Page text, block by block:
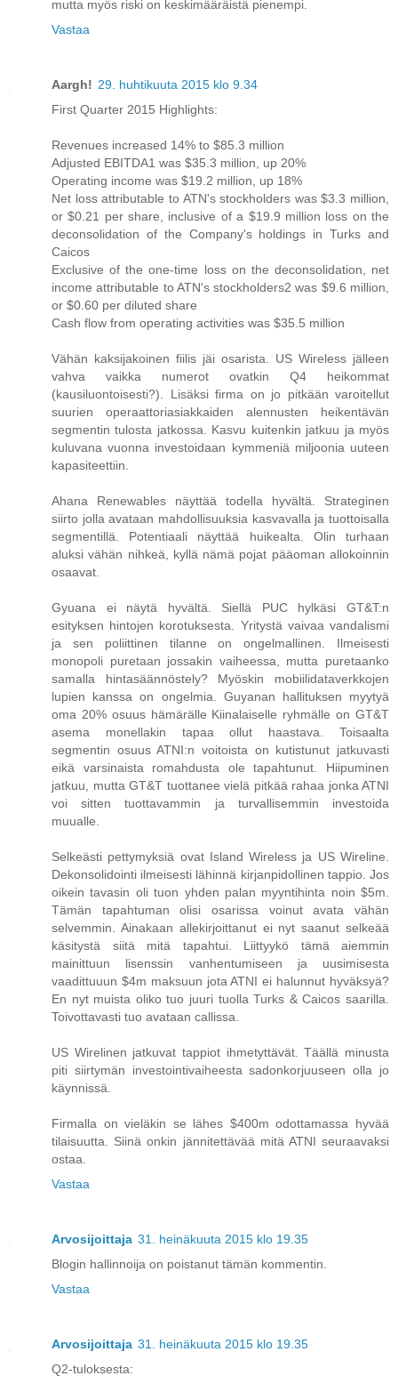
mutta myös riski on keskimääräistä pienempi.
Vastaa
Aargh! 29. huhtikuuta 2015 klo 9.34
First Quarter 2015 Highlights:
Revenues increased 14% to $85.3 million
Adjusted EBITDA1 was $35.3 million, up 20%
Operating income was $19.2 million, up 18%
Net loss attributable to ATN's stockholders was $3.3 million,
or $0.21 per share, inclusive of a $19.9 million loss on the
deconsolidation of the Company's holdings in Turks and
Caicos
Exclusive of the one-time loss on the deconsolidation, net
income attributable to ATN's stockholders2 was $9.6 million,
or $0.60 per diluted share
Cash flow from operating activities was $35.5 million
Vähän kaksijakoinen fiilis jäi osarista. US Wireless jälleen
vahva vaikka numerot ovatkin Q4 heikommat
(kausiluontoisesti?). Lisäksi firma on jo pitkään varoitellut
suurien operaattoriasiakkaiden alennusten heikentävän
segmentin tulosta jatkossa. Kasvu kuitenkin jatkuu ja myös
kuluvana vuonna investoidaan kymmeniä miljoonia uuteen
kapasiteettiin.
Ahana Renewables näyttää todella hyvältä. Strateginen
siirto jolla avataan mahdollisuuksia kasvavalla ja tuottoisalla
segmentillä. Potentiaali näyttää huikealta. Olin turhaan
aluksi vähän nihkeä, kyllä nämä pojat pääoman allokoinnin
osaavat.
Gyuana ei näytä hyvältä. Siellä PUC hylkäsi GT&T:n
esityksen hintojen korotuksesta. Yritystä vaivaa vandalismi
ja sen poliittinen tilanne on ongelmallinen. Ilmeisesti
monopoli puretaan jossakin vaiheessa, mutta puretaanko
samalla hintasäännöstely? Myöskin mobiilidataverkkojen
lupien kanssa on ongelmia. Guyanan hallituksen myytyä
oma 20% osuus hämärälle Kiinalaiselle ryhmälle on GT&T
asema monellakin tapaa ollut haastava. Toisaalta
segmentin osuus ATNI:n voitoista on kutistunut jatkuvasti
eikä varsinaista romahdusta ole tapahtunut. Hiipuminen
jatkuu, mutta GT&T tuottanee vielä pitkää rahaa jonka ATNI
voi sitten tuottavammin ja turvallisemmin investoida
muualle.
Selkeästi pettymyksiä ovat Island Wireless ja US Wireline.
Dekonsolidointi ilmeisesti lähinnä kirjanpidollinen tappio. Jos
oikein tavasin oli tuon yhden palan myyntihinta noin $5m.
Tämän tapahtuman olisi osarissa voinut avata vähän
selvemmin. Ainakaan allekirjoittanut ei nyt saanut selkeää
käsitystä siitä mitä tapahtui. Liittyykö tämä aiemmin
mainittuun lisenssin vanhentumiseen ja uusimisesta
vaadittuuun $4m maksuun jota ATNI ei halunnut hyväksyä?
En nyt muista oliko tuo juuri tuolla Turks & Caicos saarilla.
Toivottavasti tuo avataan callissa.
US Wirelinen jatkuvat tappiot ihmetyttävät. Täällä minusta
piti siirtymän investointivaiheesta sadonkorjuuseen olla jo
käynnissä.
Firmalla on vieläkin se lähes $400m odottamassa hyvää
tilaisuutta. Siinä onkin jännitettävää mitä ATNI seuraavaksi
ostaa.
Vastaa
Arvosijoittaja 31. heinäkuuta 2015 klo 19.35
Blogin hallinnoija on poistanut tämän kommentin.
Vastaa
Arvosijoittaja 31. heinäkuuta 2015 klo 19.35
Q2-tuloksesta: